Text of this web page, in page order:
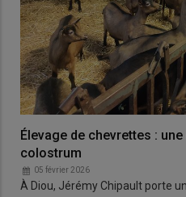
Élevage de chevrettes :
colostrum
05 février 2026
À Diou, Jérémy Chipault porte